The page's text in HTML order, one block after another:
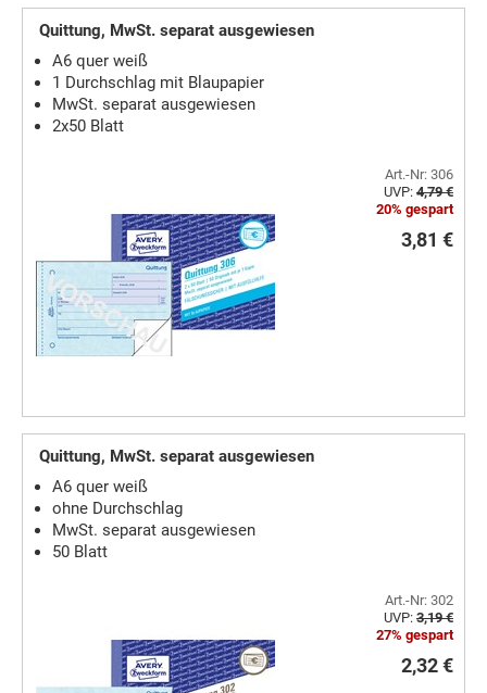
Quittung, MwSt. separat ausgewiesen
A6 quer weiß
1 Durchschlag mit Blaupapier
MwSt. separat ausgewiesen
2x50 Blatt
Art.-Nr: 306
UVP: 4,79 €
20% gespart
3,81 €
Quittung, MwSt. separat ausgewiesen
A6 quer weiß
ohne Durchschlag
MwSt. separat ausgewiesen
50 Blatt
Art.-Nr: 302
UVP: 3,19 €
27% gespart
2,32 €